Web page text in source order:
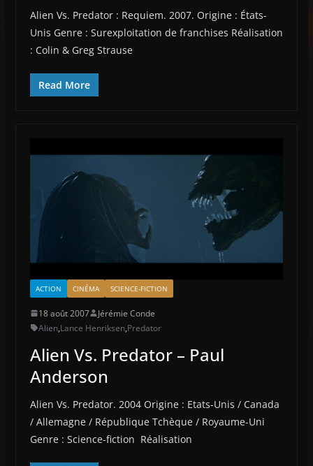
Alien Vs. Predator : Requiem. 2007. Origine : États-
Unis Genre : Surexploitation de franchises Réalisation
: Colin & Greg Strause
Read More
ACTION CINÉMA SCIENCE-FICTION
18 août 2007
Jérémie Conde
Alien,Lance Henriksen,Predator
Alien Vs. Predator – Paul
Anderson
Alien Vs. Predator. 2004 Origine : Etats-Unis / Canada
/ Allemagne / République Tchèque / Royaume-Uni
Genre : Science-fiction Réalisation